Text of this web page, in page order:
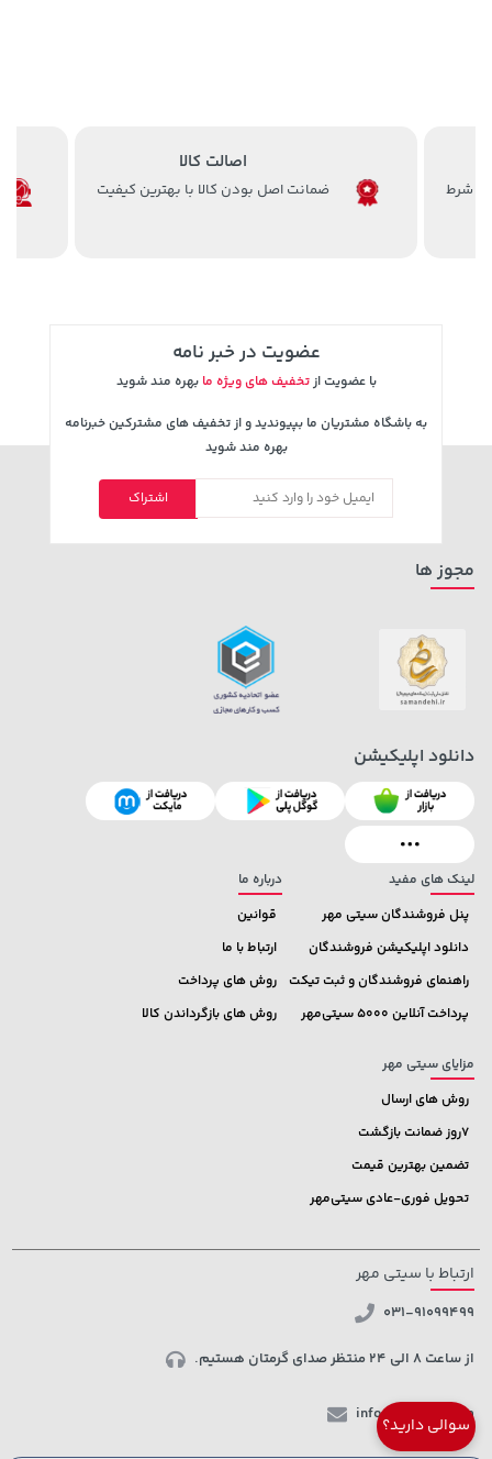
سوالی دارید؟
242,000 تومان
3,679,000 تومان
289,900
خرید
3,230,000 تومان
4,740,000
اصالت کالا
ضمانت اصل بودن کالا با بهترین کیفیت
عضویت در خبر نامه
با عضویت ازتخفیف های ویژه ما بهره مند شوید
به باشگاه مشتریان ما بپیوندید و از تخفیف های مشترکین خبرنامه
بهره مند شوید
اشتراک
لینک های مفید
پنل فروشندگان سیتی مهر
دانلود اپلیکیشن فروشندگان
راهنمای فروشندگان و ثبت تیکت
پرداخت آنلاین 5000 سیتی‌مهر
درباره ما
قوانین
ارتباط با ما
روش های پرداخت
روش های بازگرداندن کالا
مزایای سیتی مهر
روش های ارسال
7روز ضمانت بازگشت
تضمین بهترین قیمت
تحویل فوری-عادی سیتی‌مهر
مجوز ها
دانلود اپلیکیشن
ارتباط با سیتی مهر
031-91099499
از ساعت 8 الی 24 منتظر صدای گرمتان هستیم.
info@ctmehr.com